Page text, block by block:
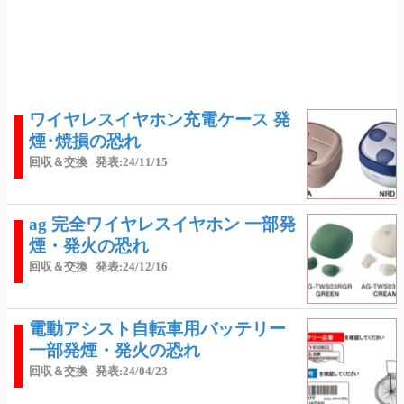
ワイヤレスイヤホン充電ケース 発
煙･焼損の恐れ
回収＆交換 発表:24/11/15
ag 完全ワイヤレスイヤホン 一部発
煙・発火の恐れ
回収＆交換 発表:24/12/16
電動アシスト自転車用バッテリー
一部発煙・発火の恐れ
回収＆交換 発表:24/04/23